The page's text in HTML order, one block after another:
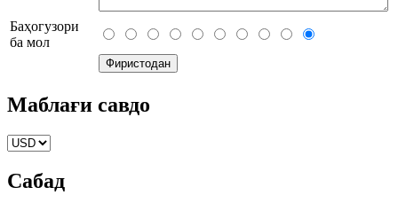
Баҳогузори
ба мол
Маблағи савдо
Сабад